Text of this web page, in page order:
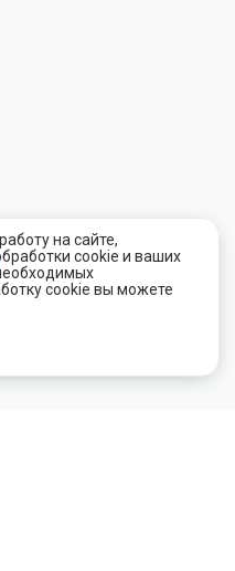
на сайте,
cookie и ваших
cookie вы можете